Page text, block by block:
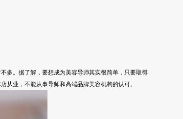
多。据了解，要想成为美容导师其实很简单，只要取得
从业，不能从事导师和高端品牌美容机构的认可。